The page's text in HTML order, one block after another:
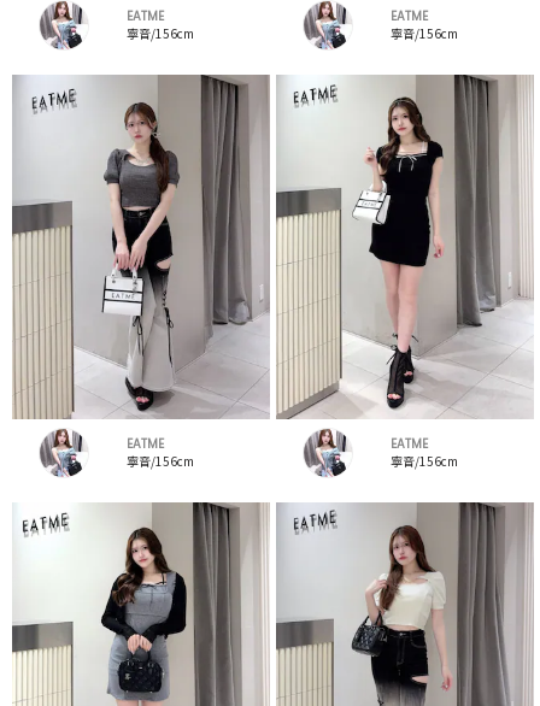
EATME
寧音/156cm
EATME
寧音/156cm
EATME
寧音/156cm
EATME
寧音/156cm